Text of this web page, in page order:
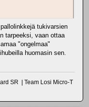
tukivarsien
tarpeeksi, vaan ottaa
"ongelmaa"
huomasin sen.
SR | Team Losi Micro-T